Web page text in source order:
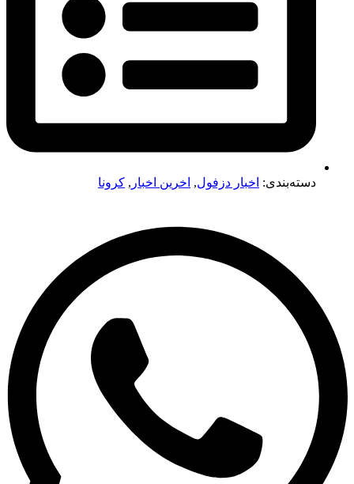
دسته‌بندی: اخبار دزفول,اخرین اخبار,کرونا